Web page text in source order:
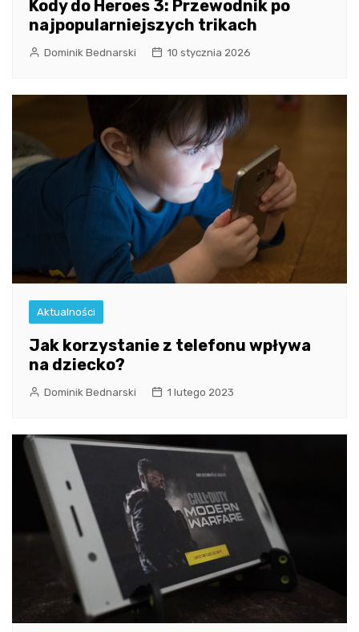
Kody do Heroes 3: Przewodnik po
najpopularniejszych trikach
Dominik Bednarski 10 stycznia 2026
Aktualności
Jak korzystanie z telefonu wpływa
na dziecko?
Dominik Bednarski 1 lutego 2023